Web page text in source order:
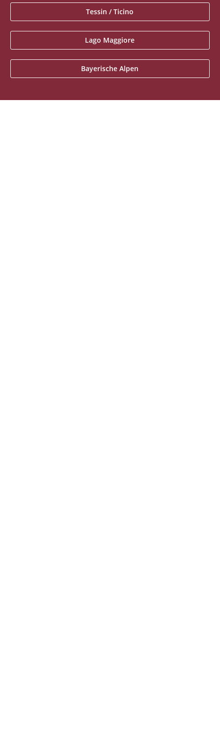
Tessin / Ticino
Lago Maggiore
Bayerische Alpen